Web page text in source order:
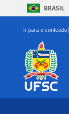
BRASIL
Ir para o conteúdo